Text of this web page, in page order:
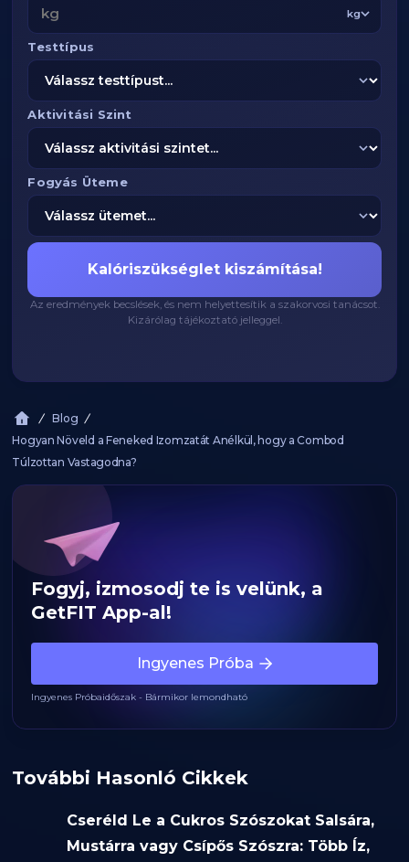
kg
Testtípus
Aktivitási Szint
Fogyás Üteme
Kalóriszükséglet kiszámítása!
Az eredmények becslések, és nem helyettesítik a szakorvosi tanácsot.
Kizárólag tájékoztató jelleggel.
Blog
Hogyan Növeld a Feneked Izomzatát Anélkül, hogy a Combod
Túlzottan Vastagodna?
Fogyj, izmosodj te is velünk, a
GetFIT App-al!
Ingyenes Próba
Ingyenes Próbaidőszak - Bármikor lemondható
További Hasonló Cikkek
Cseréld Le a Cukros Szószokat Salsára,
Mustárra vagy Csípős Szószra: Több Íz,